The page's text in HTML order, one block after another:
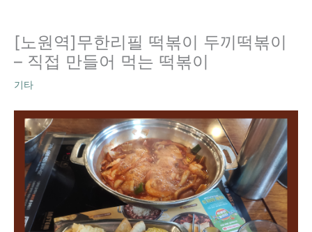
[노원역]무한리필 떡볶이 두끼떡볶이
– 직접 만들어 먹는 떡볶이
기타